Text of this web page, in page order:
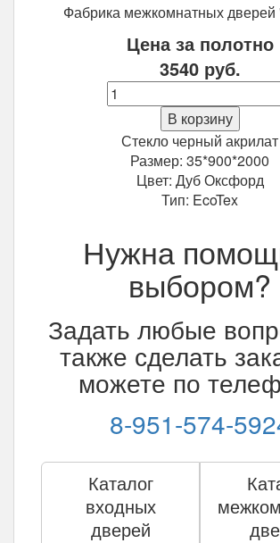
Фабрика межкомнатных дверей
Цена за полотно
3540 руб.
Количество
Межкомнатная
Trend
Doors
Тренд
оксфорд
900*2000
В корзину
Стекло черный акрилат
Размер: 35*900*2000
Цвет: Дуб Оксфорд
Тип: EcoTex
Нужна
выбором?
Задать любые
также сделать
можете по
8-951-574-
Каталог
входных
дверей